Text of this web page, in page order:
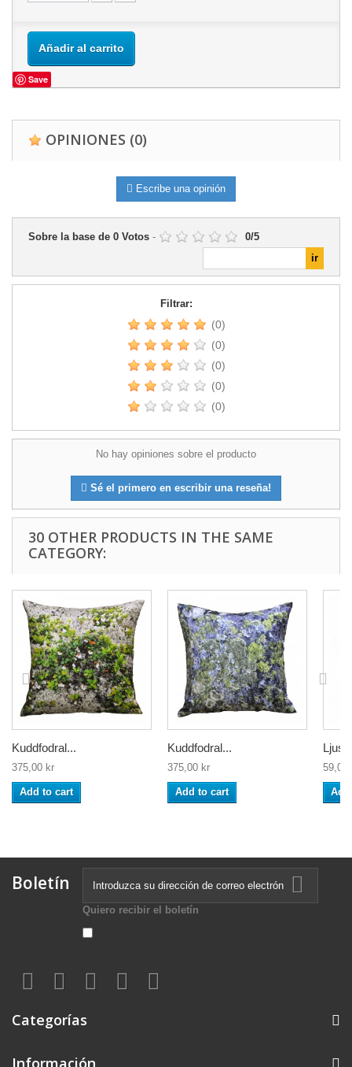
Añadir al carrito
Save
OPINIONES (0)
Escribe una opinión
Sobre la base de 0 Votos - 0/5
Filtrar:
(0)
(0)
(0)
(0)
(0)
No hay opiniones sobre el producto
Sé el primero en escribir una reseña!
30 OTHER PRODUCTS IN THE SAME
CATEGORY:
Kuddfodral...
375,00 kr
Add to cart
Kuddfodral...
375,00 kr
Add to cart
59,00
Boletín
Quiero recibir el boletín
Categorías
Información